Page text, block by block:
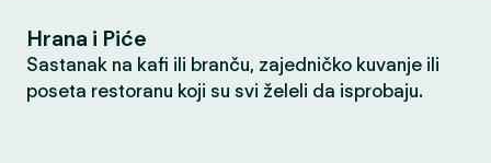
Hrana i Piće
Sastanak na kafi ili branču, zajedničko kuvanje ili
poseta restoranu koji su svi želeli da isprobaju.